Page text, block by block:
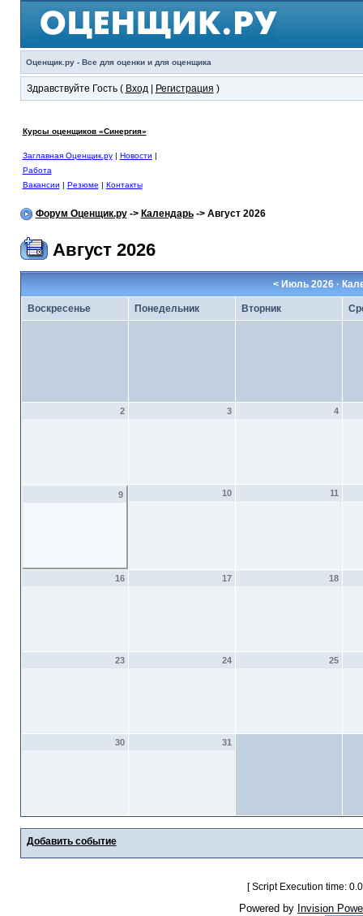
Оценщик.ру - Все для оценки и для оценщика
Здравствуйте Гость ( Вход| Регистрация )
Курсы оценщиков «Синергия»
Заглавная Оценщик.ру| Новости |
Работа
Вакансии | Резюме | Контакты
Форум Оценщик.ру-> Календарь-> Август 2026
Август 2026
< Июль 2026·
Воскресенье Понедельник Вторник
2 3 4
9 10 11
16 17 18
23 24 25
30 31
Добавить событие
[ Script Execution time:
Powered by Invision